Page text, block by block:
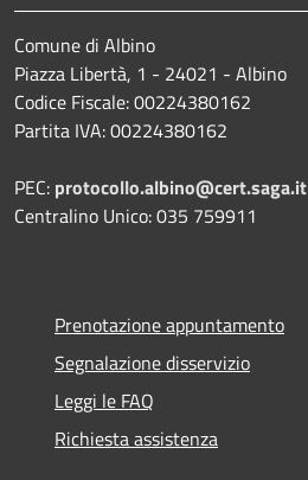
Comune di Albino
Piazza Libertà, 1 - 24021 - Albino
Codice Fiscale: 00224380162
Partita IVA: 00224380162
PEC: protocollo.albino@cert.saga.it
Centralino Unico: 035 759911
Prenotazione appuntamento
Segnalazione disservizio
Leggi le FAQ
Richiesta assistenza